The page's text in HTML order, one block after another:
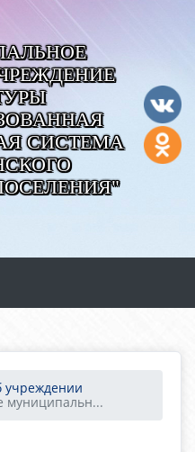
СИСТЕМА
учреждении
муниципальн...